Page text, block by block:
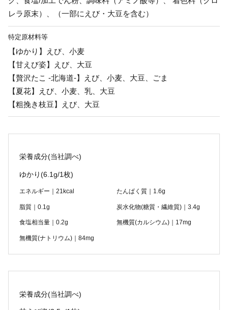
レラ原末）、（一部にえび・大豆を含む）
特定原材料等
【ゆかり】えび、小麦
【甘えび姿】えび、大豆
【贅沢たこ -北海道-】えび、小麦、大豆、ごま
【夏花】えび、小麦、乳、大豆
【粗挽き枝豆】えび、大豆
栄養成分(当社調べ)
ゆかり(6.1g/1枚)
エネルギー｜21kcal たんぱく質｜1.6g
脂質｜0.1g 炭水化物(糖質・繊維質)｜3.4g
食塩相当量｜0.2g 無機質(カルシウム)｜17mg
無機質(ナトリウム)｜84mg
栄養成分(当社調べ)